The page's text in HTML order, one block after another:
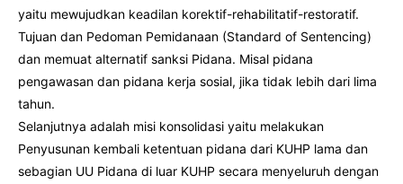
yaitu mewujudkan keadilan korektif-rehabilitatif-restoratif.
Tujuan dan Pedoman Pemidanaan (Standard of Sentencing)
dan memuat alternatif sanksi Pidana. Misal pidana
pengawasan dan pidana kerja sosial, jika tidak lebih dari lima
tahun.
Selanjutnya adalah misi konsolidasi yaitu melakukan
Penyusunan kembali ketentuan pidana dari KUHP lama dan
sebagian UU Pidana di luar KUHP secara menyeluruh dengan